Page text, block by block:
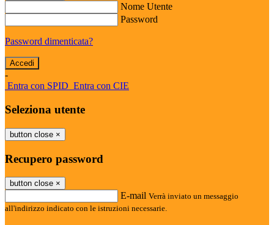
Nome Utente
Password
Password dimenticata?
-
Entra con SPID Entra con CIE
Seleziona utente
button close ×
Recupero password
button close ×
E-mail Verrà inviato un messaggio
all'indirizzo indicato con le istruzioni necessarie.